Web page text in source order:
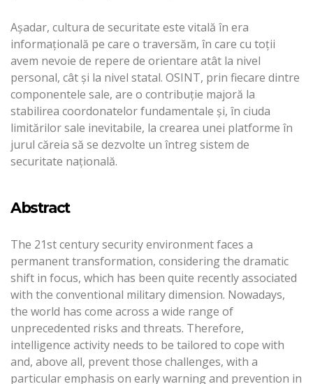
Așadar, cultura de securitate este vitală în era
informațională pe care o traversăm, în care cu toții
avem nevoie de repere de orientare atât la nivel
personal, cât și la nivel statal. OSINT, prin fiecare dintre
componentele sale, are o contribuție majoră la
stabilirea coordonatelor fundamentale și, în ciuda
limitărilor sale inevitabile, la crearea unei platforme în
jurul căreia să se dezvolte un întreg sistem de
securitate națională.
Abstract
The 21st century security environment faces a
permanent transformation, considering the dramatic
shift in focus, which has been quite recently associated
with the conventional military dimension. Nowadays,
the world has come across a wide range of
unprecedented risks and threats. Therefore,
intelligence activity needs to be tailored to cope with
and, above all, prevent those challenges, with a
particular emphasis on early warning and prevention in